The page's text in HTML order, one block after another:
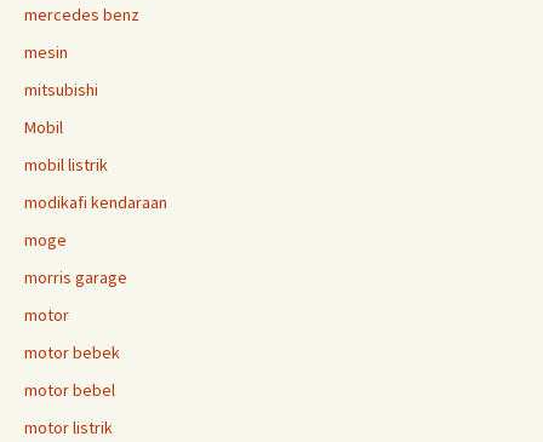
mercedes benz
mesin
mitsubishi
Mobil
mobil listrik
modikafi kendaraan
moge
morris garage
motor
motor bebek
motor bebel
motor listrik